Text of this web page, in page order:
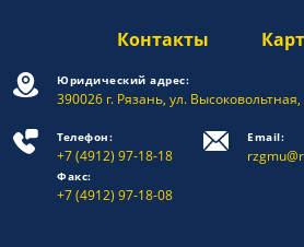
Контакты
Юридический адрес:
390026 г. Рязань, ул. Высоковольтная,
Телефон:
+7 (4912) 97-18-18
Факс:
+7 (4912) 97-18-08
Email: